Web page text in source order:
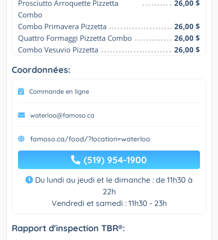
Prosciutto Arroquette Pizzetta
Combo
26,00 $
Combo Primavera Pizzetta
26,00 $
Quattro Formaggi Pizzetta Combo
26,00 $
Combo Vesuvio Pizzetta
26,00 $
Coordonnées:
Commande en ligne
waterloo@famoso.ca
famoso.ca/food/?location=waterloo
(519) 954-1900
Du lundi au jeudi et le dimanche : de 11h30 à
22h
Vendredi et samedi : 11h30 - 23h
Rapport d'inspection TBR®: